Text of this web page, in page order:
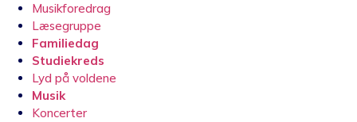
Musikforedrag
Læsegruppe
Familiedag
Studiekreds
Lyd på voldene
Musik
Koncerter